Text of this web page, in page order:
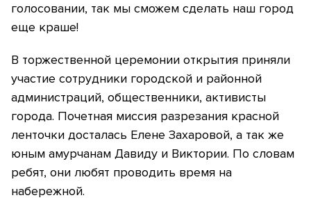
голосовании, так мы сможем сделать наш город
еще краше!
В торжественной церемонии открытия приняли
участие сотрудники городской и районной
администраций, общественники, активисты
города. Почетная миссия разрезания красной
ленточки досталась Елене Захаровой, а так же
юным амурчанам Давиду и Виктории. По словам
ребят, они любят проводить время на
набережной.